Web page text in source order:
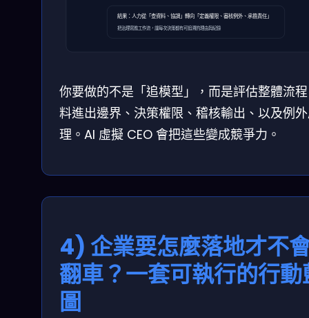
結果：人力從「查資料、協調」轉向「定義權限、審核例外、承擔責任」
把治理寫進工作流，讓每次決策都有可追溯的理由與紀錄
你要做的不是「追模型」，而是評估整體流
料進出邊界、決策權限、稽核輸出、以及例
理。AI 虛擬 CEO 會把這些變成競爭力。
4) 企業要怎麼落地才不
翻車？一套可執行的行動
圖